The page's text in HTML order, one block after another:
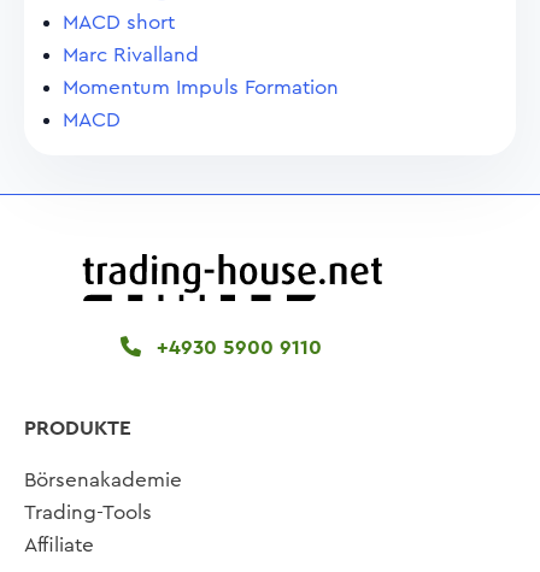
MACD short
Marc Rivalland
Momentum Impuls Formation
MACD
+4930 5900 9110
PRODUKTE
Börsenakademie
Trading-Tools
Affiliate